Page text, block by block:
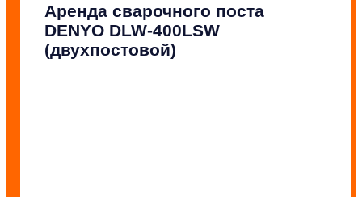
Аренда сварочного поста
DENYO DLW-400LSW
(двухпостовой)